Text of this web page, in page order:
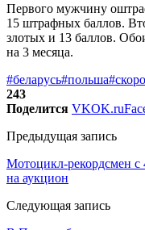
Первого мужчину
15 штрафных баллов.
злотых и 13 баллов.
на 3 месяца.
#беларусь#польша
243
Поделится VKOK.ru
Предыдущая запись
Мотоцикл-рекордсмен
на аукцион
Следующая запись